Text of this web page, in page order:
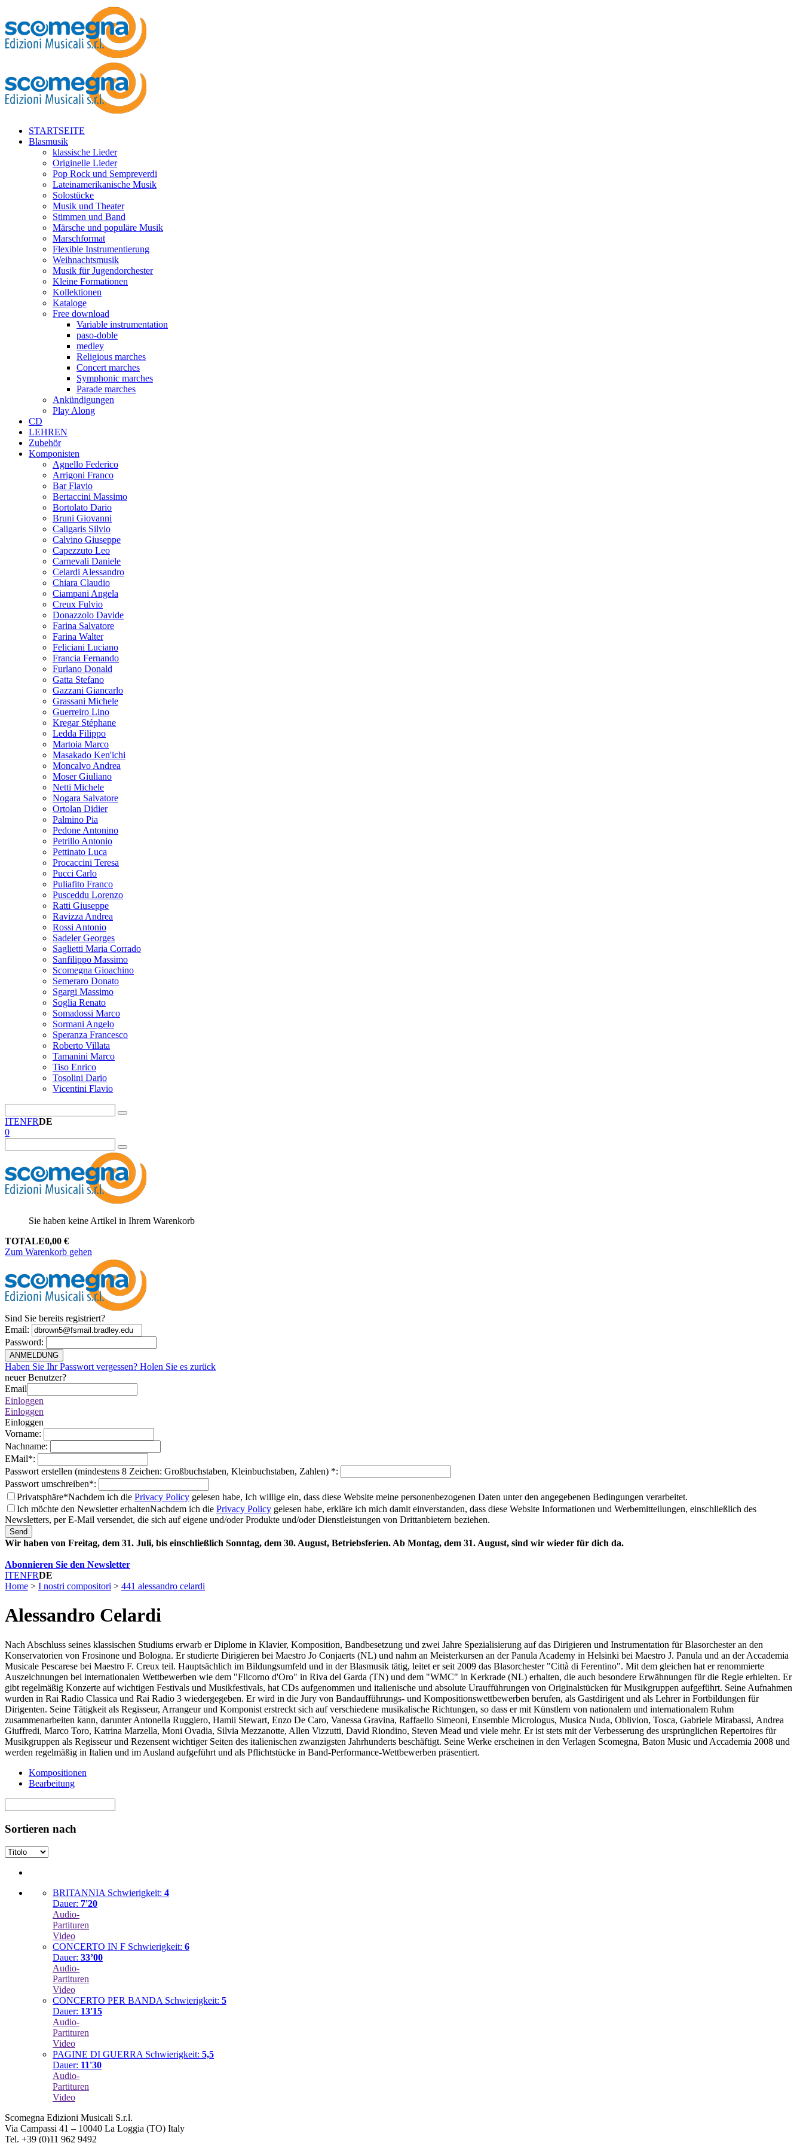
STARTSEITE
Blasmusik
klassische Lieder
Originelle Lieder
Pop Rock und Sempreverdi
Lateinamerikanische Musik
Solostücke
Musik und Theater
Stimmen und Band
Märsche und populäre Musik
Marschformat
Flexible Instrumentierung
Weihnachtsmusik
Musik für Jugendorchester
Kleine Formationen
Kollektionen
Kataloge
Free download
Variable instrumentation
paso-doble
medley
Religious marches
Concert marches
Symphonic marches
Parade marches
Ankündigungen
Play Along
CD
LEHREN
Zubehör
Komponisten
Agnello Federico
Arrigoni Franco
Bar Flavio
Bertaccini Massimo
Bortolato Dario
Bruni Giovanni
Caligaris Silvio
Calvino Giuseppe
Capezzuto Leo
Carnevali Daniele
Celardi Alessandro
Chiara Claudio
Ciampani Angela
Creux Fulvio
Donazzolo Davide
Farina Salvatore
Farina Walter
Feliciani Luciano
Francia Fernando
Furlano Donald
Gatta Stefano
Gazzani Giancarlo
Grassani Michele
Guerreiro Lino
Kregar Stéphane
Ledda Filippo
Martoia Marco
Masakado Ken'ichi
Moncalvo Andrea
Moser Giuliano
Netti Michele
Nogara Salvatore
Ortolan Didier
Palmino Pia
Pedone Antonino
Petrillo Antonio
Pettinato Luca
Procaccini Teresa
Pucci Carlo
Puliafito Franco
Pusceddu Lorenzo
Ratti Giuseppe
Ravizza Andrea
Rossi Antonio
Sadeler Georges
Saglietti Maria Corrado
Sanfilippo Massimo
Scomegna Gioachino
Semeraro Donato
Sgargi Massimo
Soglia Renato
Somadossi Marco
Sormani Angelo
Speranza Francesco
Roberto Villata
Tamanini Marco
Tiso Enrico
Tosolini Dario
Vicentini Flavio
ITENFRDE
0
Sie haben keine Artikel in Ihrem Warenkorb
TOTALE0,00 €
Zum Warenkorb gehen
Sind Sie bereits registriert?
Email:
Password:
ANMELDUNG
Haben Sie Ihr Passwort vergessen? Holen Sie es zurück
neuer Benutzer?
Email
Einloggen
Einloggen
Einloggen
Vorname:
Nachname:
EMail*:
Passwort erstellen (mindestens 8 Zeichen: Großbuchstaben, Kleinbuchstaben, Zahlen) *:
Passwort umschreiben*:
Privatsphäre*Nachdem ich die Privacy Policy gelesen habe, Ich willige ein, dass diese Website meine personenbezogenen Daten unter den angegebenen Bedingungen verarbeitet.
Ich möchte den Newsletter erhaltenNachdem ich die Privacy Policy gelesen habe, erkläre ich mich damit einverstanden, dass diese Website Informationen und Werbemitteilungen, einschließlich des
Newsletters, per E-Mail versendet, die sich auf eigene und/oder Produkte und/oder Dienstleistungen von Drittanbietern beziehen.
Send
Wir haben von Freitag, dem 31. Juli, bis einschließlich Sonntag, dem 30. August, Betriebsferien. Ab Montag, dem 31. August, sind wir wieder für dich da.
Abonnieren Sie den Newsletter
ITENFRDE
Home > I nostri compositori > 441 alessandro celardi
Alessandro Celardi
Nach Abschluss seines klassischen Studiums erwarb er Diplome in Klavier, Komposition, Bandbesetzung und zwei Jahre Spezialisierung auf das Dirigieren und Instrumentation für Blasorchester an den
Konservatorien von Frosinone und Bologna. Er studierte Dirigieren bei Maestro Jo Conjaerts (NL) und nahm an Meisterkursen an der Panula Academy in Helsinki bei Maestro J. Panula und an der Accademia
Musicale Pescarese bei Maestro F. Creux teil. Hauptsächlich im Bildungsumfeld und in der Blasmusik tätig, leitet er seit 2009 das Blasorchester "Città di Ferentino". Mit dem gleichen hat er renommierte
Auszeichnungen bei internationalen Wettbewerben wie dem "Flicorno d'Oro" in Riva del Garda (TN) und dem "WMC" in Kerkrade (NL) erhalten, die auch besondere Erwähnungen für die Regie erhielten. Er
gibt regelmäßig Konzerte auf wichtigen Festivals und Musikfestivals, hat CDs aufgenommen und italienische und absolute Uraufführungen von Originalstücken für Musikgruppen aufgeführt. Seine Aufnahmen
wurden in Rai Radio Classica und Rai Radio 3 wiedergegeben. Er wird in die Jury von Bandaufführungs- und Kompositionswettbewerben berufen, als Gastdirigent und als Lehrer in Fortbildungen für
Dirigenten. Seine Tätigkeit als Regisseur, Arrangeur und Komponist erstreckt sich auf verschiedene musikalische Richtungen, so dass er mit Künstlern von nationalem und internationalem Ruhm
zusammenarbeiten kann, darunter Antonella Ruggiero, Hamii Stewart, Enzo De Caro, Vanessa Gravina, Raffaello Simeoni, Ensemble Micrologus, Musica Nuda, Oblivion, Tosca, Gabriele Mirabassi, Andrea
Giuffredi, Marco Toro, Katrina Marzella, Moni Ovadia, Silvia Mezzanotte, Allen Vizzutti, David Riondino, Steven Mead und viele mehr. Er ist stets mit der Verbesserung des ursprünglichen Repertoires für
Musikgruppen als Regisseur und Rezensent wichtiger Seiten des italienischen zwanzigsten Jahrhunderts beschäftigt. Seine Werke erscheinen in den Verlagen Scomegna, Baton Music und Accademia 2008 und
werden regelmäßig in Italien und im Ausland aufgeführt und als Pflichtstücke in Band-Performance-Wettbewerben präsentiert.
Kompositionen
Bearbeitung
Sortieren nach
BRITANNIA Schwierigkeit: 4
Dauer: 7'20
Audio-
Partituren
Video
CONCERTO IN F Schwierigkeit: 6
Dauer: 33’00
Audio-
Partituren
Video
CONCERTO PER BANDA Schwierigkeit: 5
Dauer: 13'15
Audio-
Partituren
Video
PAGINE DI GUERRA Schwierigkeit: 5,5
Dauer: 11'30
Audio-
Partituren
Video
Scomegna Edizioni Musicali S.r.l.
Via Campassi 41 – 10040 La Loggia (TO) Italy
Tel. +39 (0)11 962 9492